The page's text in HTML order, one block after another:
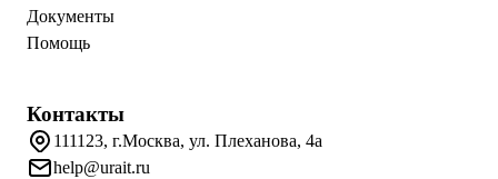
Документы
Помощь
Контакты
111123, г.Москва, ул. Плеханова, 4а
help@urait.ru